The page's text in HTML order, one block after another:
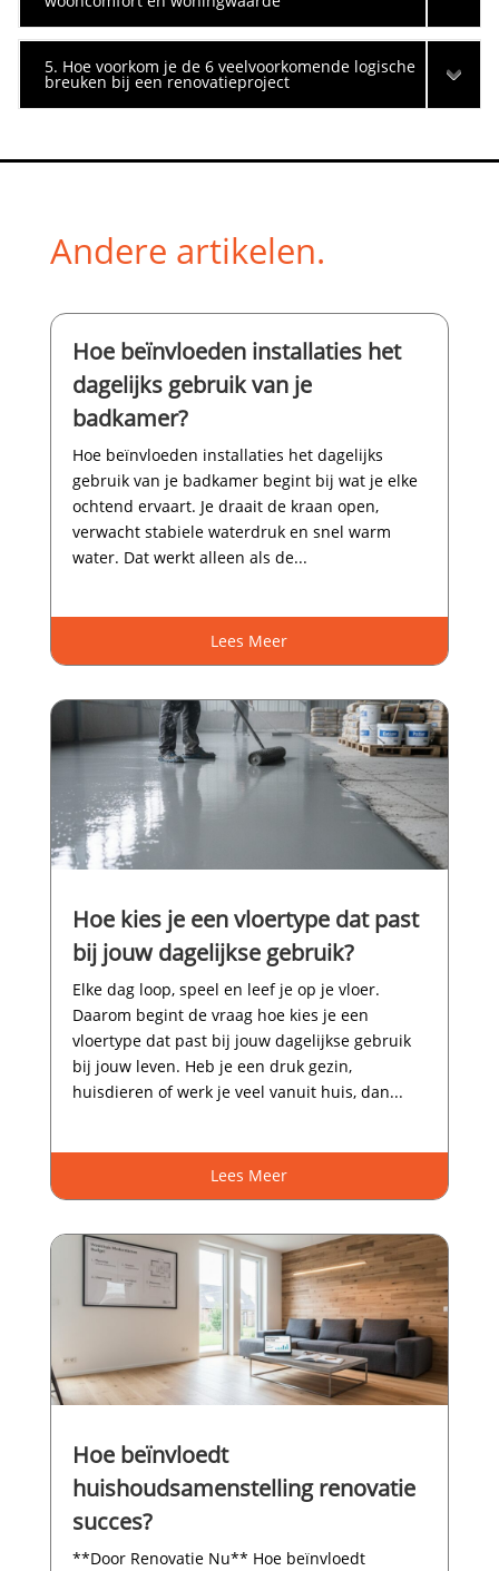
5. Hoe voorkom je de 6 veelvoorkomende logische
breuken bij een renovatieproject
Andere artikelen.
Hoe beïnvloeden installaties het
dagelijks gebruik van je
badkamer?
Hoe beïnvloeden installaties het dagelijks
gebruik van je badkamer begint bij wat je elke
ochtend ervaart.​ Je draait de kraan open,
verwacht stabiele waterdruk en snel warm
water.​ Dat werkt alleen als de...
Lees Meer
Hoe kies je een vloertype dat past
bij jouw dagelijkse gebruik?
Elke dag loop, speel en leef je op je vloer.​
Daarom begint de vraag hoe kies je een
vloertype dat past bij jouw dagelijkse gebruik
bij jouw leven.​ Heb je een druk gezin,
huisdieren of werk je veel vanuit huis, dan...
Lees Meer
Hoe beïnvloedt
huishoudsamenstelling renovatie
succes?
**Door Renovatie Nu** Hoe beïnvloedt